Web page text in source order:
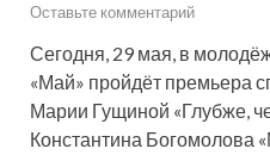
Оставьте комментарий
Сегодня, 29 мая, в
«Май» пройдёт премьера
Марии Гущиной «Глубже,
Константина Богомолова